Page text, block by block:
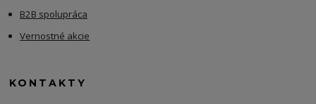
B2B spolupráca
Vernostné akcie
KONTAKTY